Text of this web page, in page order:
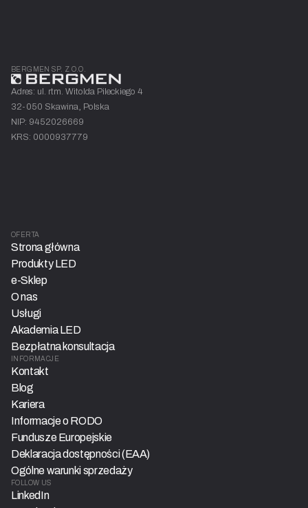
BERGMEN SP. Z O.O.
Adres: ul. rtm. Witolda Pileckiego 4
32-050 Skawina, Polska
NIP: 9452026669
KRS: 0000937779
OFERTA
Strona główna
Produkty LED
e-Sklep
O nas
Usługi
Akademia LED
Bezpłatna konsultacja
INFORMACJE
Kontakt
Blog
Kariera
Informacje o RODO
Fundusze Europejskie
Deklaracja dostępności (EAA)
Ogólne warunki sprzedaży
FOLLOW US
LinkedIn